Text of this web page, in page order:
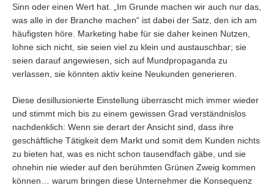
Sinn oder einen Wert hat. „Im Grunde machen wir auch nur das,
was alle in der Branche machen“ ist dabei der Satz, den ich am
häufigsten höre. Marketing habe für sie daher keinen Nutzen,
lohne sich nicht, sie seien viel zu klein und austauschbar; sie
seien darauf angewiesen, sich auf Mundpropaganda zu
verlassen, sie könnten aktiv keine Neukunden generieren.
Diese desillusionierte Einstellung überrascht mich immer wieder
und stimmt mich bis zu einem gewissen Grad verständnislos
nachdenklich: Wenn sie derart der Ansicht sind, dass ihre
geschäftliche Tätigkeit dem Markt und somit dem Kunden nichts
zu bieten hat, was es nicht schon tausendfach gäbe, und sie
ohnehin nie wieder auf den berühmten Grünen Zweig kommen
können… warum bringen diese Unternehmer die Konsequenz